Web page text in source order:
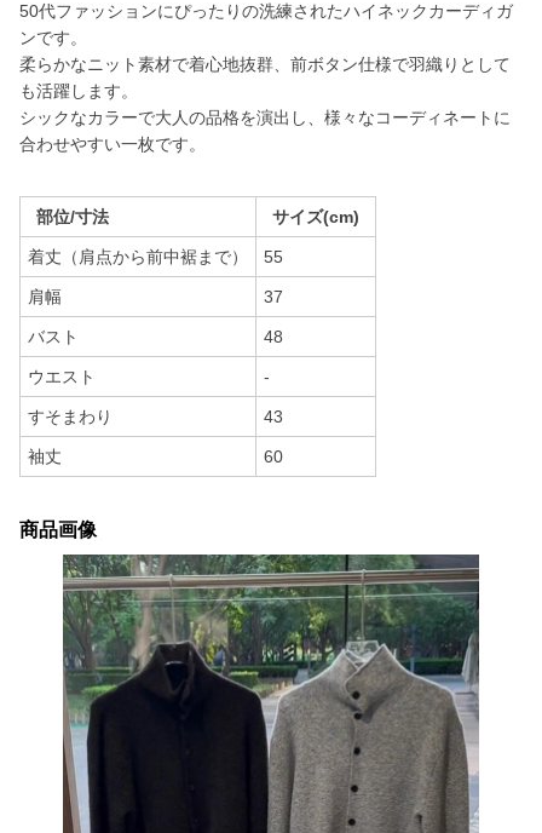
50代ファッションにぴったりの洗練されたハイネックカーディガ
ンです。
柔らかなニット素材で着心地抜群、前ボタン仕様で羽織りとして
も活躍します。
シックなカラーで大人の品格を演出し、様々なコーディネートに
合わせやすい一枚です。
部位/寸法 サイズ(cm)
着丈（肩点から前中裾まで） 55
肩幅 37
バスト 48
ウエスト -
すそまわり 43
袖丈 60
商品画像